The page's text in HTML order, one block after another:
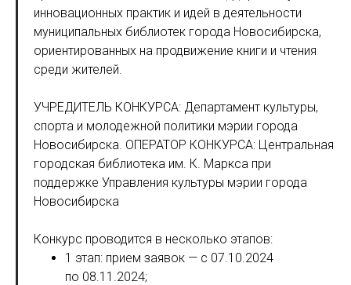
инновационных практик и идей в деятельности
муниципальных библиотек города Новосибирска,
ориентированных на продвижение книги и чтения
среди жителей.
УЧРЕДИТЕЛЬ КОНКУРСА: Департамент культуры,
спорта и молодежной политики мэрии города
Новосибирска. ОПЕРАТОР КОНКУРСА: Центральная
городская библиотека им. К. Маркса при
поддержке Управления культуры мэрии города
Новосибирска
Конкурс проводится в несколько этапов:
1 этап: прием заявок — с 07.10.2024
по 08.11.2024;